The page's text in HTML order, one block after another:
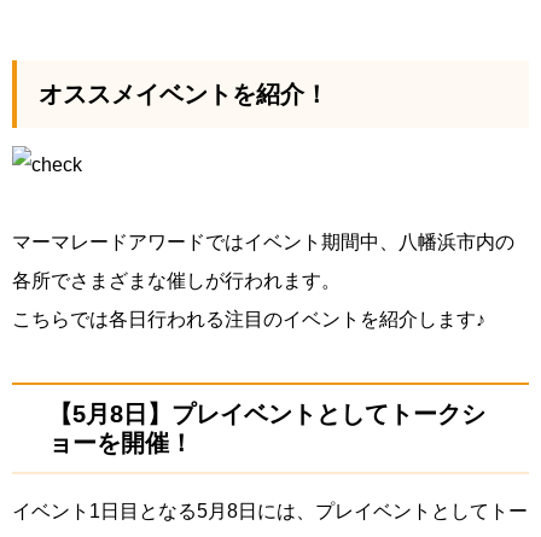
オススメイベントを紹介！
マーマレードアワードではイベント期間中、八幡浜市内の
各所でさまざまな催しが行われます。
こちらでは各日行われる注目のイベントを紹介します♪
【5月8日】プレイベントとしてトークシ
ョーを開催！
イベント1日目となる5月8日には、プレイベントとしてトー